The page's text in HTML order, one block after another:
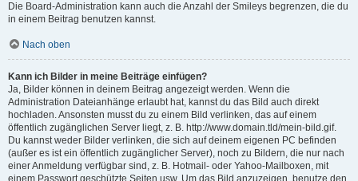
Die Board-Administration kann auch die Anzahl der Smileys begrenzen, die du
in einem Beitrag benutzen kannst.
Nach oben
Kann ich Bilder in meine Beiträge einfügen?
Ja, Bilder können in deinem Beitrag angezeigt werden. Wenn die
Administration Dateianhänge erlaubt hat, kannst du das Bild auch direkt
hochladen. Ansonsten musst du zu einem Bild verlinken, das auf einem
öffentlich zugänglichen Server liegt, z. B. http://www.domain.tld/mein-bild.gif.
Du kannst weder Bilder verlinken, die sich auf deinem eigenen PC befinden
(außer es ist ein öffentlich zugänglicher Server), noch zu Bildern, die nur nach
einer Anmeldung verfügbar sind, z. B. Hotmail- oder Yahoo-Mailboxen, mit
einem Passwort geschützte Seiten usw. Um das Bild anzuzeigen, benutze den